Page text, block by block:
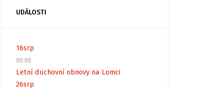
UDÁLOSTI
16srp
00:00
Letní duchovní obnovy na Lomci
26srp